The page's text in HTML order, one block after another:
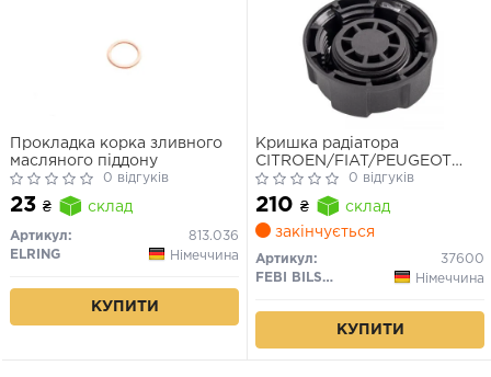
Прокладка корка зливного
масляного піддону
0 відгуків
23 ₴ склад
Артикул:
813.036
ELRING
Німеччина
КУПИТИ
Кришка радіатора
CITROEN/FIAT/PEUGEOT
"00>>
0 відгуків
210 ₴
склад
закінчується
Артикул:
37600
FEBI BILSTEIN
Німеччина
КУПИТИ